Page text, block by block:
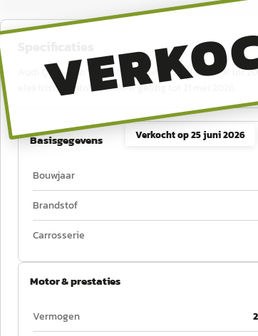
Verkocht op25 juni 2026
Audi Q6 e-tron S edition 83 Kwh 185 kW / 252 PK
elektrisch, automaat. APK geldig tot 21 mei 2026.
Basisgegevens
Bouwjaar
Brandstof
Carrosserie
Motor & prestaties
Vermogen